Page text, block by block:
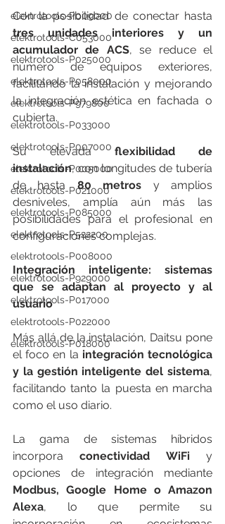
elektrotools-P009000
elektrotools-C053000
elektrotools-P025000
elektrotools-P058000
elektrotools-P979800
elektrotools-P033000
elektrotools-P007000
elektrotools-P005000
elektrotools-P021000
elektrotools-P085000
elektrotools-P522200
elektrotools-P008000
elektrotools-P929000
elektrotools-P017000
elektrotools-P022000
elektrotools-P018000
tres unidades interiores y un
acumulador de ACS, se reduce el
número de equipos exteriores,
facilitando la instalación y mejorando
la integración estética en fachada o
cubierta.
Su elevada flexibilidad de
instalación, con longitudes de tubería
de hasta 80 metros y amplios
desniveles, amplía aún más las
posibilidades para el profesional en
configuraciones complejas.
Integración inteligente: sistemas
que se adaptan al proyecto y al
usuario
Más allá de la instalación, Daitsu pone
el foco en la integración tecnológica
y la gestión inteligente del sistema,
facilitando tanto la puesta en marcha
como el uso diario.
La gama de sistemas híbridos
incorpora conectividad WiFi y
Modbus, Google Home o Amazon
Alexa, lo que permite su